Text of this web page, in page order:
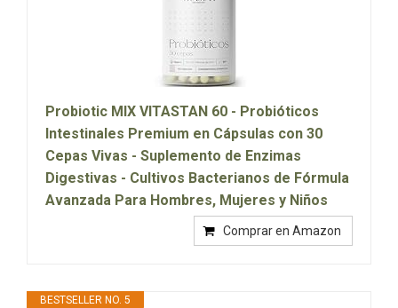
Probiotic MIX VITASTAN 60 - Probióticos
Intestinales Premium en Cápsulas con 30
Cepas Vivas - Suplemento de Enzimas
Digestivas - Cultivos Bacterianos de Fórmula
Avanzada Para Hombres, Mujeres y Niños
Comprar en Amazon
BESTSELLER NO. 5